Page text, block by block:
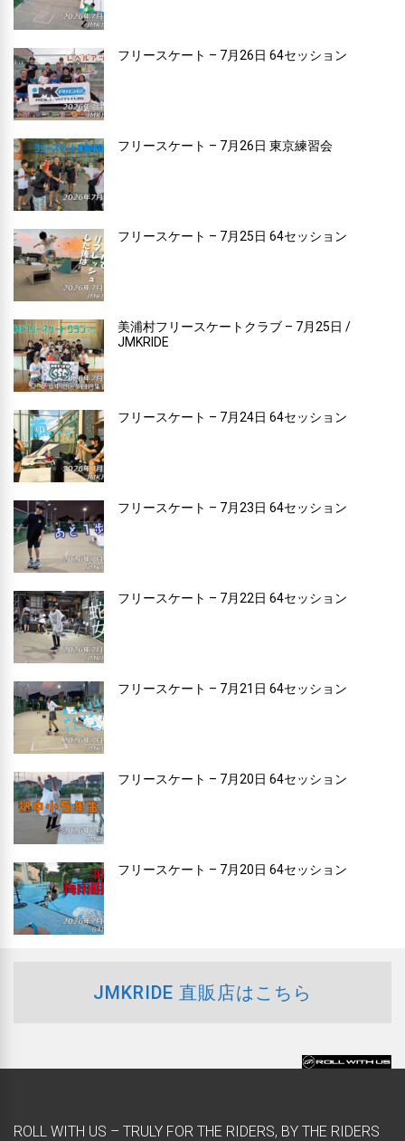
フリースケート – 7月26日 64セッション
フリースケート – 7月26日 東京練習会
フリースケート – 7月25日 64セッション
美浦村フリースケートクラブ – 7月25日 /
JMKRIDE
フリースケート – 7月24日 64セッション
フリースケート – 7月23日 64セッション
フリースケート – 7月22日 64セッション
フリースケート – 7月21日 64セッション
フリースケート – 7月20日 64セッション
フリースケート – 7月20日 64セッション
JMKRIDE 直販店はこちら
ROLL WITH US – TRULY FOR THE RIDERS, BY THE RIDERS